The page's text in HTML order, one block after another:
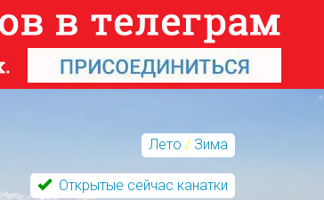
Лето / Зима
Открытые сейчас канатки